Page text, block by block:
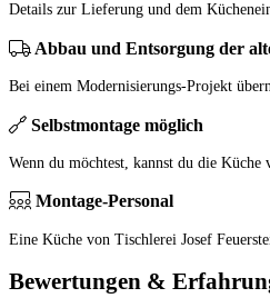
Details zur Lieferung und dem
Abbau und Entsorgung der
Bei einem Modernisierungs-Projekt
Selbstmontage möglich
Wenn du möchtest, kannst du die Küche
Montage-Personal
Eine Küche von Tischlerei Josef
Bewertungen &